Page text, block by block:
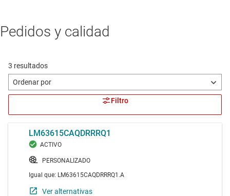
Pedidos y calidad